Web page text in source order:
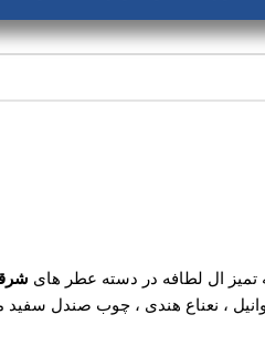
وانیل ، نعناع هندی ، چوب صندل